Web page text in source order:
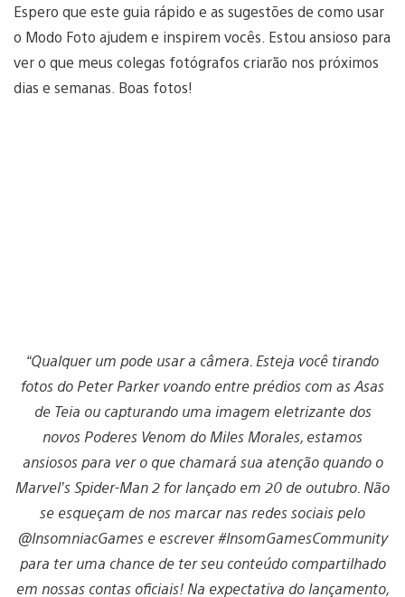
Espero que este guia rápido e as sugestões de como usar
o Modo Foto ajudem e inspirem vocês. Estou ansioso para
ver o que meus colegas fotógrafos criarão nos próximos
dias e semanas. Boas fotos!
“Qualquer um pode usar a câmera. Esteja você tirando
fotos do Peter Parker voando entre prédios com as Asas
de Teia ou capturando uma imagem eletrizante dos
novos Poderes Venom do Miles Morales, estamos
ansiosos para ver o que chamará sua atenção quando o
Marvel’s Spider-Man 2 for lançado em 20 de outubro. Não
se esqueçam de nos marcar nas redes sociais pelo
@InsomniacGames e escrever #InsomGamesCommunity
para ter uma chance de ter seu conteúdo compartilhado
em nossas contas oficiais! Na expectativa do lançamento,